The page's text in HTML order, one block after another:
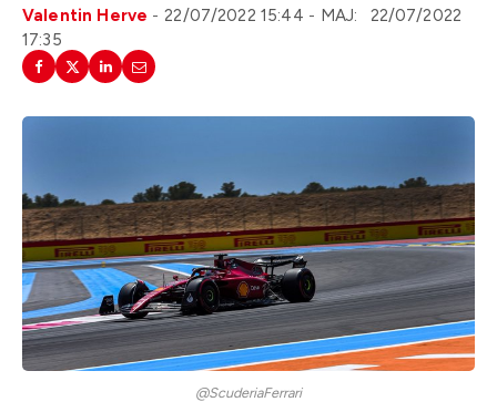
Valentin Herve 22/07/2022 15:44 MAJ:
22/07/2022
17:35
@ScuderiaFerrari